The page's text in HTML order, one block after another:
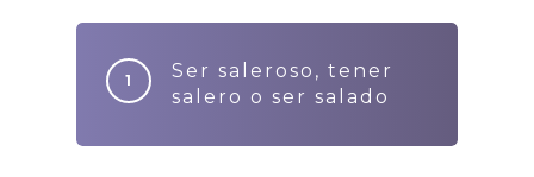
Ser saleroso, tener
salero o ser salado